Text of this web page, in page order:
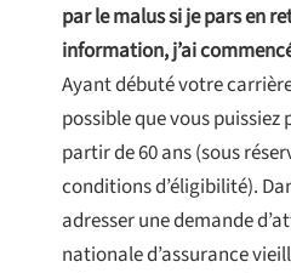
par le malus si je pars en
information, j’ai
Ayant débuté votre
possible que vous
partir de 60 ans (sous
conditions d’éligibilité).
adresser une demande
nationale d’assurance